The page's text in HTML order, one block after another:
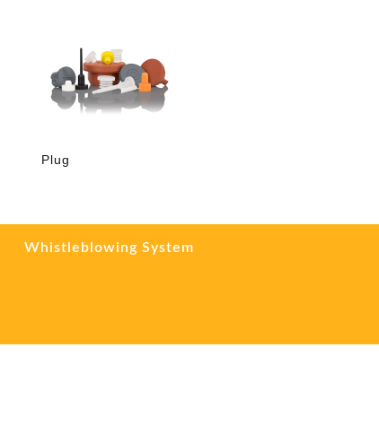
Plug
Whistleblowing System